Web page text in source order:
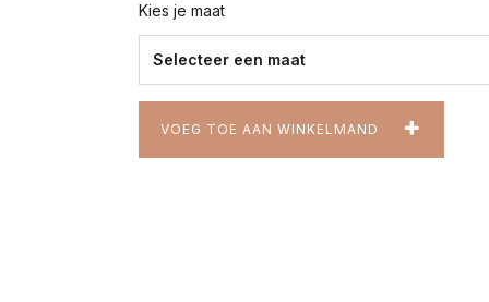
Kies je maat
VOEG TOE AAN WINKELMAND